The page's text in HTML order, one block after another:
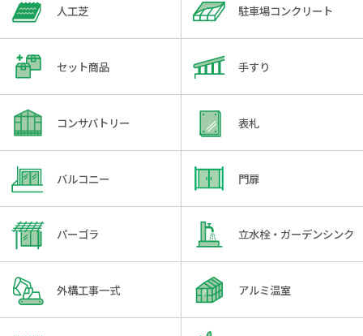
人工芝 駐車場コンクリート
セット商品 手すり
コンサバトリー 表札
バルコニー 門扉
パーゴラ 立水栓・ガーデンシンク
外構工事一式 アルミ温室